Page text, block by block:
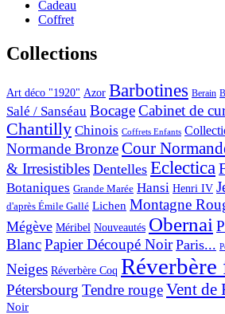
Cadeau
Coffret
Collections
Art déco "1920" Azor Barbotines Berain
Salé / Sanséau BocageCabinet de
Chantilly Chinois Coffrets Enfants
Normande BronzeCour
& Irresistibles Dentelles Eclectica
Botaniques Grande Marée Hansi Henri IV
d'après Émile Gallé Lichen Montagne
Mégève Méribel Nouveautés Obernai
BlancPapier Découpé Noir Paris...
Neiges Réverbère Coq Réverbère
Pétersbourg Tendre rougeVent de
Noir